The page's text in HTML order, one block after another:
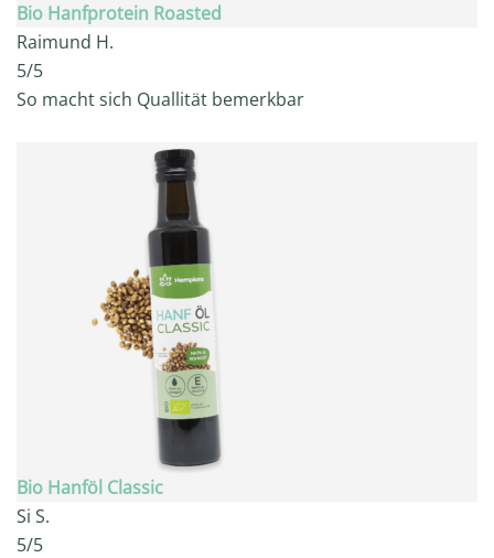
Bio Hanfprotein Roasted
Raimund H.
5/5
So macht sich Quallität bemerkbar
Bio Hanföl Classic
Si S.
5/5